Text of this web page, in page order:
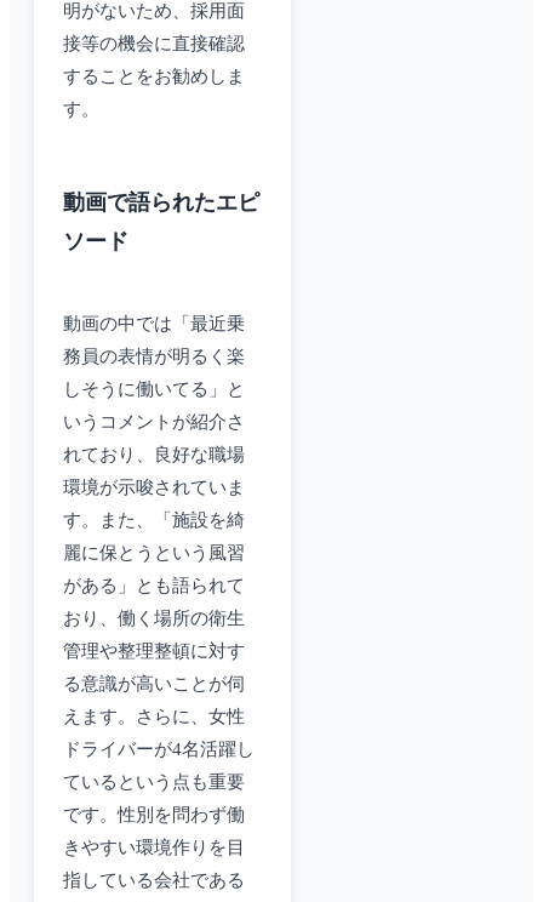
明がないため、採用面
接等の機会に直接確認
することをお勧めしま
す。
動画で語られたエピ
ソード
動画の中では「最近乗
務員の表情が明るく楽
しそうに働いてる」と
いうコメントが紹介さ
れており、良好な職場
環境が示唆されていま
す。また、「施設を綺
麗に保とうという風習
がある」とも語られて
おり、働く場所の衛生
管理や整理整頓に対す
る意識が高いことが伺
えます。さらに、女性
ドライバーが4名活躍し
ているという点も重要
です。性別を問わず働
きやすい環境作りを目
指している会社である